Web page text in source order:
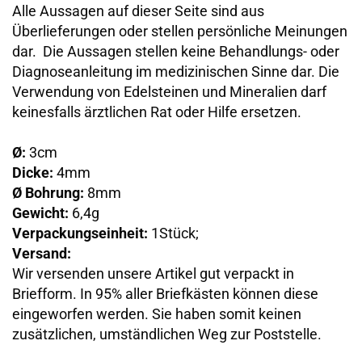
Alle Aussagen auf dieser Seite sind aus
Überlieferungen oder stellen persönliche Meinungen
dar. Die Aussagen stellen keine Behandlungs- oder
Diagnoseanleitung im medizinischen Sinne dar. Die
Verwendung von Edelsteinen und Mineralien darf
keinesfalls ärztlichen Rat oder Hilfe ersetzen.
Ø: 3cm
Dicke: 4mm
Ø Bohrung: 8mm
Gewicht: 6,4g
Verpackungseinheit: 1Stück;
Versand:
Wir versenden unsere Artikel gut verpackt in
Briefform. In 95% aller Briefkästen können diese
eingeworfen werden. Sie haben somit keinen
zusätzlichen, umständlichen Weg zur Poststelle.